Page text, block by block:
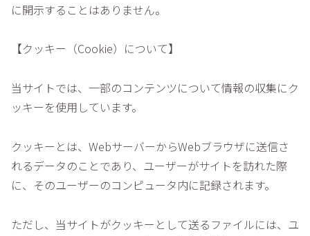
に開示することはありません。
【クッキー（Cookie）について】
当サイトでは、一部のコンテンツについて情報の収集にク
ッキーを使用しています。
クッキーとは、WebサーバーからWebブラウザに送信さ
れるデータのことであり、ユーザーがサイトを訪れた際
に、そのユーザーのコンピュータ内に記録されます。
ただし、当サイトがクッキーとして送るファイルには、ユ